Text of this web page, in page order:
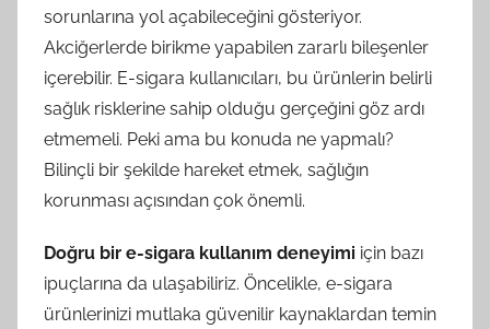
sorunlarına yol açabileceğini gösteriyor.
Akciğerlerde birikme yapabilen zararlı bileşenler
içerebilir. E-sigara kullanıcıları, bu ürünlerin belirli
sağlık risklerine sahip olduğu gerçeğini göz ardı
etmemeli. Peki ama bu konuda ne yapmalı?
Bilinçli bir şekilde hareket etmek, sağlığın
korunması açısından çok önemli.
Doğru bir e-sigara kullanım deneyimi için bazı
ipuçlarına da ulaşabiliriz. Öncelikle, e-sigara
ürünlerinizi mutlaka güvenilir kaynaklardan temin